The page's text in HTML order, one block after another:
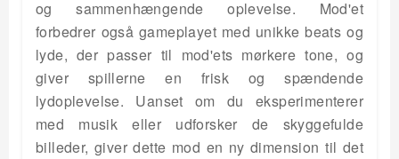
og sammenhængende oplevelse. Mod'et
forbedrer også gameplayet med unikke beats og
lyde, der passer til mod'ets mørkere tone, og
giver spillerne en frisk og spændende
lydoplevelse. Uanset om du eksperimenterer
med musik eller udforsker de skyggefulde
billeder, giver dette mod en ny dimension til det